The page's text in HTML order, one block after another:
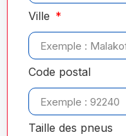
Ville
Code postal
Taille des pneus